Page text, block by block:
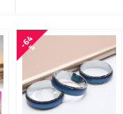
-
6
4
%